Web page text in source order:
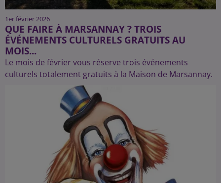
1er février 2026
QUE FAIRE À MARSANNAY ? TROIS
ÉVÉNEMENTS CULTURELS GRATUITS AU
MOIS...
Le mois de février vous réserve trois événements
culturels totalement gratuits à la Maison de Marsannay.